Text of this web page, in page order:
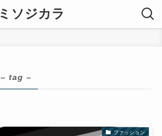
ミソジカラ
– tag –
ファッション